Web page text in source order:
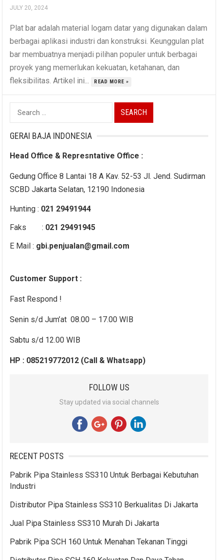
JULY 20, 2024
Plat bar adalah material logam datar yang digunakan dalam
berbagai aplikasi industri dan konstruksi. Keunggulan plat
bar membuatnya menjadi pilihan populer untuk berbagai
proyek yang memerlukan kekuatan, ketahanan, dan
fleksibilitas. Artikel ini...
READ MORE »
Search
for:
GERAI BAJA INDONESIA
Head Office & Represntative Office :
Gedung Office 8 Lantai 18 A Kav. 52-53 Jl. Jend. Sudirman
SCBD Jakarta Selatan, 12190 Indonesia
Hunting : 021 29491944
Faks : 021 29491945
E Mail : gbi.penjualan@gmail.com
Customer Support :
Fast Respond !
Senin s/d Jum’at 08.00 – 17.00 WIB
Sabtu s/d 12.00 WIB
HP : 085219772012 (Call & Whatsapp)
FOLLOW US
Stay updated via social channels
RECENT POSTS
Pabrik Pipa Stainless SS310 Untuk Berbagai Kebutuhan
Industri
Distributor Pipa Stainless SS310 Berkualitas Di Jakarta
Jual Pipa Stainless SS310 Murah Di Jakarta
Pabrik Pipa SCH 160 Untuk Menahan Tekanan Tinggi